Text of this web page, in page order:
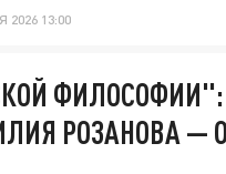
13:00
РОЗАНОВА —